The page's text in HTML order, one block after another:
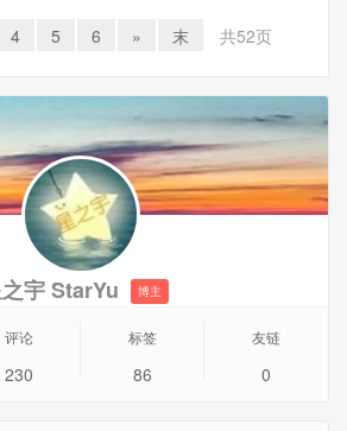
在ip route、ip route rules和 ip firewall
v7只能在routing -> table 下创建，如果
些不同。
V7多线PCC负载均衡（老版本教程请
VRRP实现单线多拨以及PCC负载均
运营商的宽带做PCC负载均衡最佳，不
）
4 5 6 » 末 共52页
宇 StarYu 博主
评论
230
标签
86
友链
0